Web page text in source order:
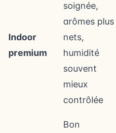
Indoor
premium
soignée,
arômes plus
nets,
humidité
souvent
mieux
contrôlée
Bon